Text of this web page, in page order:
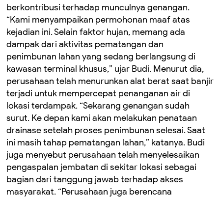
berkontribusi terhadap munculnya genangan.
“Kami menyampaikan permohonan maaf atas
kejadian ini. Selain faktor hujan, memang ada
dampak dari aktivitas pematangan dan
penimbunan lahan yang sedang berlangsung di
kawasan terminal khusus,” ujar Budi. Menurut dia,
perusahaan telah menurunkan alat berat saat banjir
terjadi untuk mempercepat penanganan air di
lokasi terdampak. “Sekarang genangan sudah
surut. Ke depan kami akan melakukan penataan
drainase setelah proses penimbunan selesai. Saat
ini masih tahap pematangan lahan,” katanya. Budi
juga menyebut perusahaan telah menyelesaikan
pengaspalan jembatan di sekitar lokasi sebagai
bagian dari tanggung jawab terhadap akses
masyarakat. “Perusahaan juga berencana